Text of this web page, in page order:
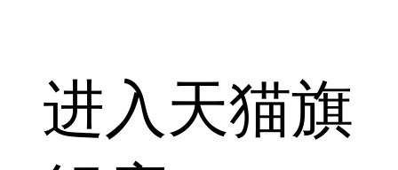
进入天猫旗